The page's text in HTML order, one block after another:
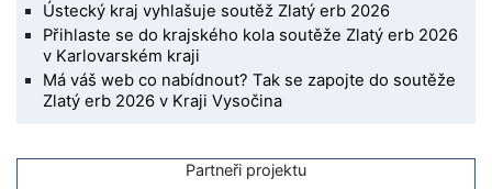
Ústecký kraj vyhlašuje soutěž Zlatý erb 2026
Přihlaste se do krajského kola soutěže Zlatý erb 2026
v Karlovarském kraji
Má váš web co nabídnout? Tak se zapojte do soutěže
Zlatý erb 2026 v Kraji Vysočina
Partneři projektu